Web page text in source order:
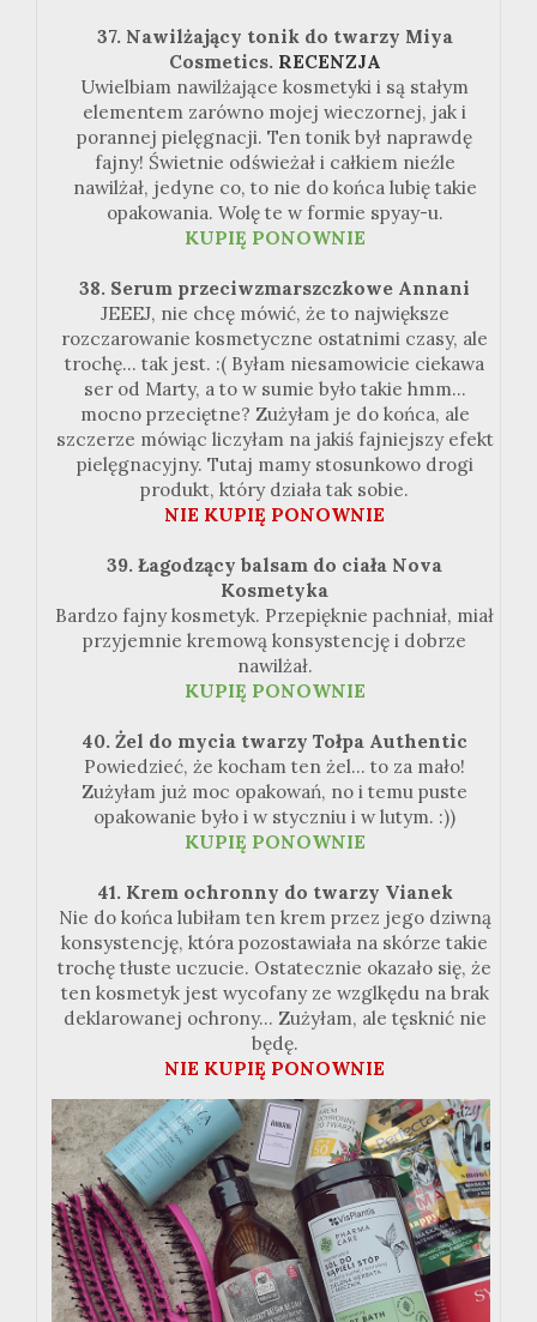
37. Nawilżający tonik do twarzy Miya
Cosmetics. RECENZJA
Uwielbiam nawilżające kosmetyki i są stałym
elementem zarówno mojej wieczornej, jak i
porannej pielęgnacji. Ten tonik był naprawdę
fajny! Świetnie odświeżał i całkiem nieźle
nawilżał, jedyne co, to nie do końca lubię takie
opakowania. Wolę te w formie spyay-u.
KUPIĘ PONOWNIE
38. Serum przeciwzmarszczkowe Annani
JEEEJ, nie chcę mówić, że to największe
rozczarowanie kosmetyczne ostatnimi czasy, ale
trochę... tak jest. :( Byłam niesamowicie ciekawa
ser od Marty, a to w sumie było takie hmm...
mocno przeciętne? Zużyłam je do końca, ale
szczerze mówiąc liczyłam na jakiś fajniejszy efekt
pielęgnacyjny. Tutaj mamy stosunkowo drogi
produkt, który działa tak sobie.
NIE KUPIĘ PONOWNIE
39. Łagodzący balsam do ciała Nova
Kosmetyka
Bardzo fajny kosmetyk. Przepięknie pachniał, miał
przyjemnie kremową konsystencję i dobrze
nawilżał.
KUPIĘ PONOWNIE
40. Żel do mycia twarzy Tołpa Authentic
Powiedzieć, że kocham ten żel... to za mało!
Zużyłam już moc opakowań, no i temu puste
opakowanie było i w styczniu i w lutym. :))
KUPIĘ PONOWNIE
41. Krem ochronny do twarzy Vianek
Nie do końca lubiłam ten krem przez jego dziwną
konsystencję, która pozostawiała na skórze takie
trochę tłuste uczucie. Ostatecznie okazało się, że
ten kosmetyk jest wycofany ze wzglkędu na brak
deklarowanej ochrony... Zużyłam, ale tęsknić nie
będę.
NIE KUPIĘ PONOWNIE